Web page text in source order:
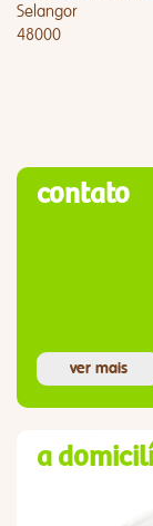
Selangor
48000
contato
ver mais
a